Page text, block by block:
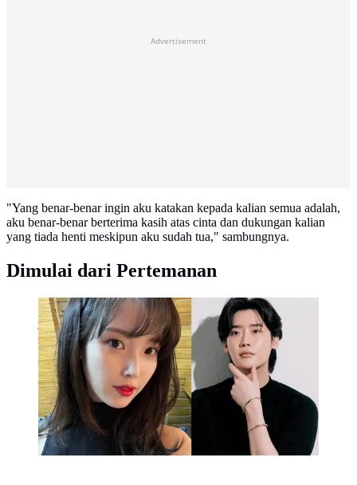
Advertisement
"Yang benar-benar ingin aku katakan kepada kalian semua adalah,
aku benar-benar berterima kasih atas cinta dan dukungan kalian
yang tiada henti meskipun aku sudah tua," sambungnya.
Dimulai dari Pertemanan
IU dan Lee Jong Suk. (Instagram/ dlwlrma -
jongsuk0206)